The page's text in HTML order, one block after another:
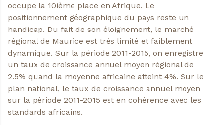
occupe la 10ième place en Afrique. Le
positionnement géographique du pays reste un
handicap. Du fait de son éloignement, le marché
régional de Maurice est très limité et faiblement
dynamique. Sur la période 2011-2015, on enregistre
un taux de croissance annuel moyen régional de
2.5% quand la moyenne africaine atteint 4%. Sur le
plan national, le taux de croissance annuel moyen
sur la période 2011-2015 est en cohérence avec les
standards africains.